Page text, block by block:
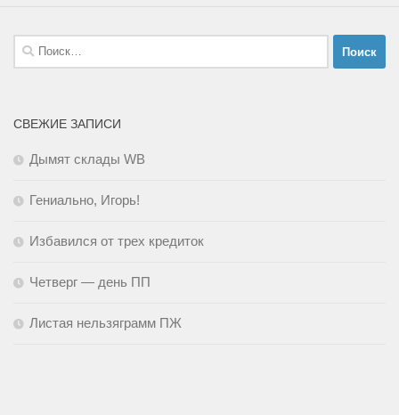
Найти:
СВЕЖИЕ ЗАПИСИ
Дымят склады WB
Гениально, Игорь!
Избавился от трех кредиток
Четверг — день ПП
Листая нельзяграмм ПЖ